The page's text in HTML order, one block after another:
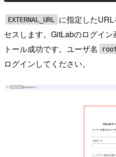
EXTERNAL_URL
に指定した
セスします。GitLabのログイ
トール成功です。ユーザ名
ログインしてください。